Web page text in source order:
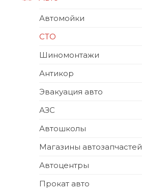
Автомойки
СТО
Шиномонтажи
Антикор
Эвакуация авто
АЗС
Автошколы
Магазины автозапчастей
Автоцентры
Прокат авто